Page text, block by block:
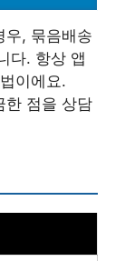
우, 묶음배송
다. 항상 앱
이에요.
한 점을 상담